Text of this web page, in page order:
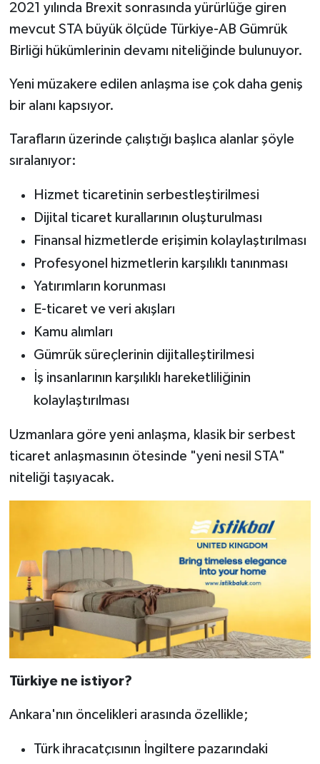
2021 yılında Brexit sonrasında yürürlüğe giren
mevcut STA büyük ölçüde Türkiye-AB Gümrük
Birliği hükümlerinin devamı niteliğinde bulunuyor.
Yeni müzakere edilen anlaşma ise çok daha geniş
bir alanı kapsıyor.
Tarafların üzerinde çalıştığı başlıca alanlar şöyle
sıralanıyor:
Hizmet ticaretinin serbestleştirilmesi
Dijital ticaret kurallarının oluşturulması
Finansal hizmetlerde erişimin kolaylaştırılması
Profesyonel hizmetlerin karşılıklı tanınması
Yatırımların korunması
E-ticaret ve veri akışları
Kamu alımları
Gümrük süreçlerinin dijitalleştirilmesi
İş insanlarının karşılıklı hareketliliğinin
kolaylaştırılması
Uzmanlara göre yeni anlaşma, klasik bir serbest
ticaret anlaşmasının ötesinde "yeni nesil STA"
niteliği taşıyacak.
Türkiye ne istiyor?
Ankara'nın öncelikleri arasında özellikle;
Türk ihracatçısının İngiltere pazarındaki